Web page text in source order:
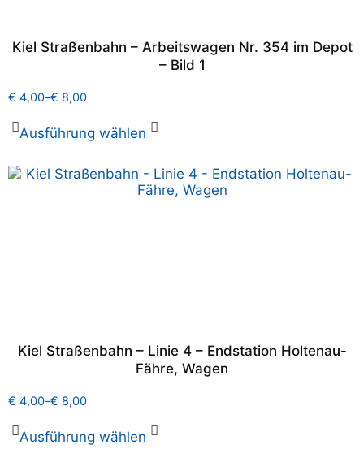
Kiel Straßenbahn – Arbeitswagen Nr. 354 im Depot
– Bild 1
€ 4,00–€ 8,00
Ausführung wählen
Kiel Straßenbahn – Linie 4 – Endstation Holtenau-
Fähre, Wagen
€ 4,00–€ 8,00
Ausführung wählen